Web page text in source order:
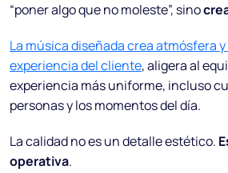
“poner algo que no moleste”, sino
La música diseñada crea atmósfera
experiencia del cliente, aligera al
experiencia más uniforme, incluso
personas y los momentos del día.
La calidad no es un detalle estético.
operativa.